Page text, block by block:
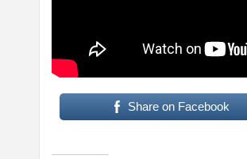
Share on Facebook